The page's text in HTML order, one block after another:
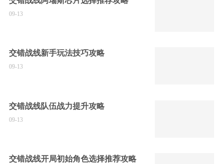
09-13
交错战线新手玩法技巧攻略
09-13
交错战线队伍战力提升攻略
09-13
交错战线开局初始角色选择推荐攻略